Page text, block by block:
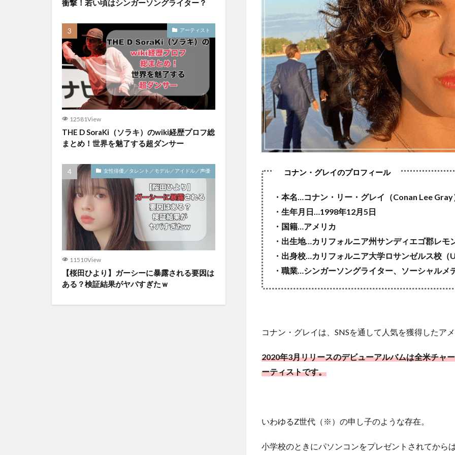
・本名…コナン・リー・グレイ（Conan Lee Gray
・生年月日…1998年12月5日
・国籍…アメリカ
・出生地…カリフォルニア州サンディエゴ郡レモ
・出身校…カリフォルニア大学ロサンゼルス校（
・職業…シンガーソングライター、ソーシャルメ
コナン・グレイは、SNSを通して人気を獲得したア
2020年3月リリースのデビューアルバムは全米チャ
ーティストです。
いわゆるZ世代（※）の申し子のような存在。
小学校のときにパソンコンをプレゼントされてから
衝撃！若い頃はシンガーソングライター？
アーティスト
12581View
THE D SoraKi（ソラキ）のwiki経歴プロフ総
まとめ！世界を魅了する超ダンサー
女性俳優／タレント／モデル／アイドル／声優
11510View
【桜田ひより】ガーシーに暴露される要因は
ある？検証結果がヤバすぎたｗ